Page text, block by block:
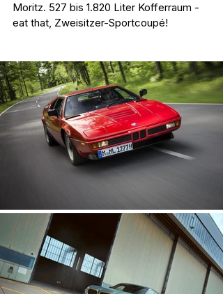
Moritz. 527 bis 1.820 Liter Kofferraum -
eat that, Zweisitzer-Sportcoupé!